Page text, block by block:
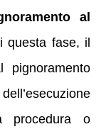
al
questa fase, il
procedura o